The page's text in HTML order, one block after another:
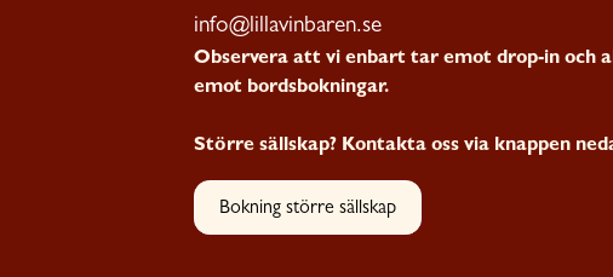
info@lillavinbaren.se
Observera att vi enbart tar emot drop-in och
emot bordsbokningar.
Större sällskap? Kontakta oss via knappen
Bokning större sällskap